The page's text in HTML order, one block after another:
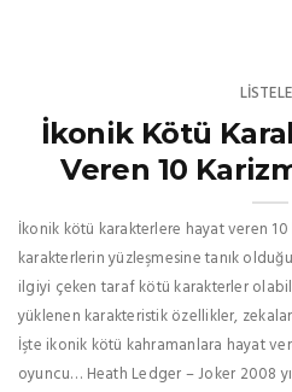
İkonik Kötü
Veren 10
İkonik kötü karakterlere hayat veren
karakterlerin yüzleşmesine tanık
ilgiyi çeken taraf kötü karakterler
yüklenen karakteristik özellikler,
İşte ikonik kötü kahramanlara hayat
oyuncu… Heath Ledger – Joker 2008